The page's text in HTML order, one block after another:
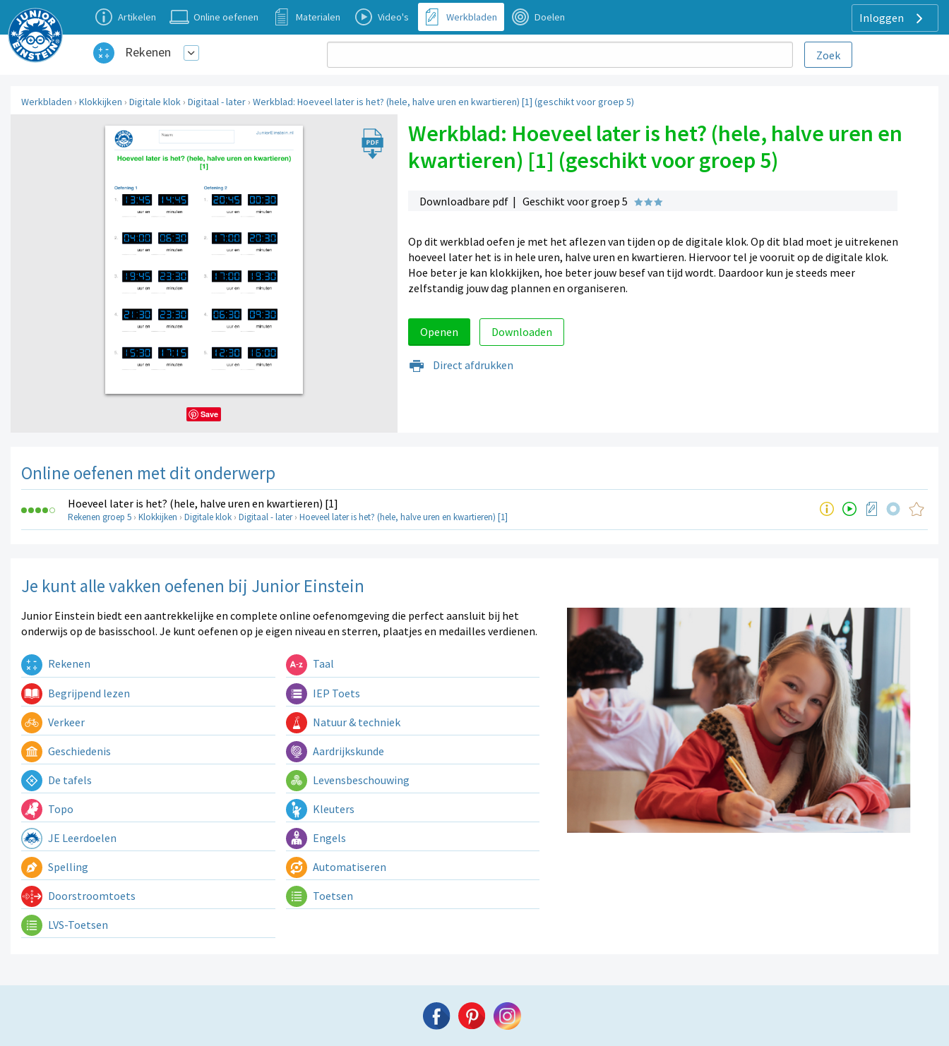
Inloggen
Artikelen Online oefenen Materialen Video's Werkbladen Doelen
Rekenen
Werkbladen › Klokkijken › Digitale klok › Digitaal - later › Werkblad: Hoeveel later is het? (hele, halve uren en kwartieren) [1] (geschikt voor groep 5)
Werkblad: Hoeveel later is het? (hele, halve uren en
kwartieren) [1] (geschikt voor groep 5)
Downloadbare pdf | Geschikt voor groep 5
Op dit werkblad oefen je met het aflezen van tijden op de digitale klok. Op dit blad moet je uitrekenen
hoeveel later het is in hele uren, halve uren en kwartieren. Hiervoor tel je vooruit op de digitale klok.
Hoe beter je kan klokkijken, hoe beter jouw besef van tijd wordt. Daardoor kun je steeds meer
zelfstandig jouw dag plannen en organiseren.
Openen Downloaden
Direct afdrukken
Save
Online oefenen met dit onderwerp
Hoeveel later is het? (hele, halve uren en kwartieren) [1]
Rekenen groep 5 › Klokkijken › Digitale klok › Digitaal - later› Hoeveel later is het? (hele, halve uren en kwartieren) [1]
Je kunt alle vakken oefenen bij Junior Einstein
Junior Einstein biedt een aantrekkelijke en complete online oefenomgeving die perfect aansluit bij het
onderwijs op de basisschool. Je kunt oefenen op je eigen niveau en sterren, plaatjes en medailles verdienen.
Rekenen Taal
Begrijpend lezen IEP Toets
Verkeer Natuur & techniek
Geschiedenis Aardrijkskunde
De tafels Levensbeschouwing
Topo Kleuters
JE Leerdoelen Engels
Spelling Automatiseren
Doorstroomtoets Toetsen
LVS-Toetsen